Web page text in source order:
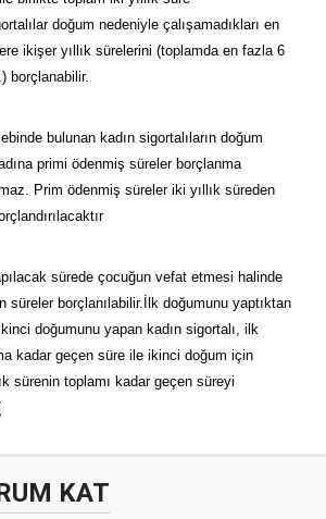
doğum nedeniyle çalışamadıkları en
ikişer yıllık sürelerini (toplamda en fazla 6
borçlanabilir.
bulunan kadın sigortalıların doğum
primi ödenmiş süreler borçlanma
Prim ödenmiş süreler iki yıllık süreden
sürede çocuğun vefat etmesi halinde
süreler borçlanılabilir.İlk doğumunu yaptıktan
doğumunu yapan kadın sigortalı, ilk
kadar geçen süre ile ikinci doğum için
sürenin toplamı kadar geçen süreyi
KAT